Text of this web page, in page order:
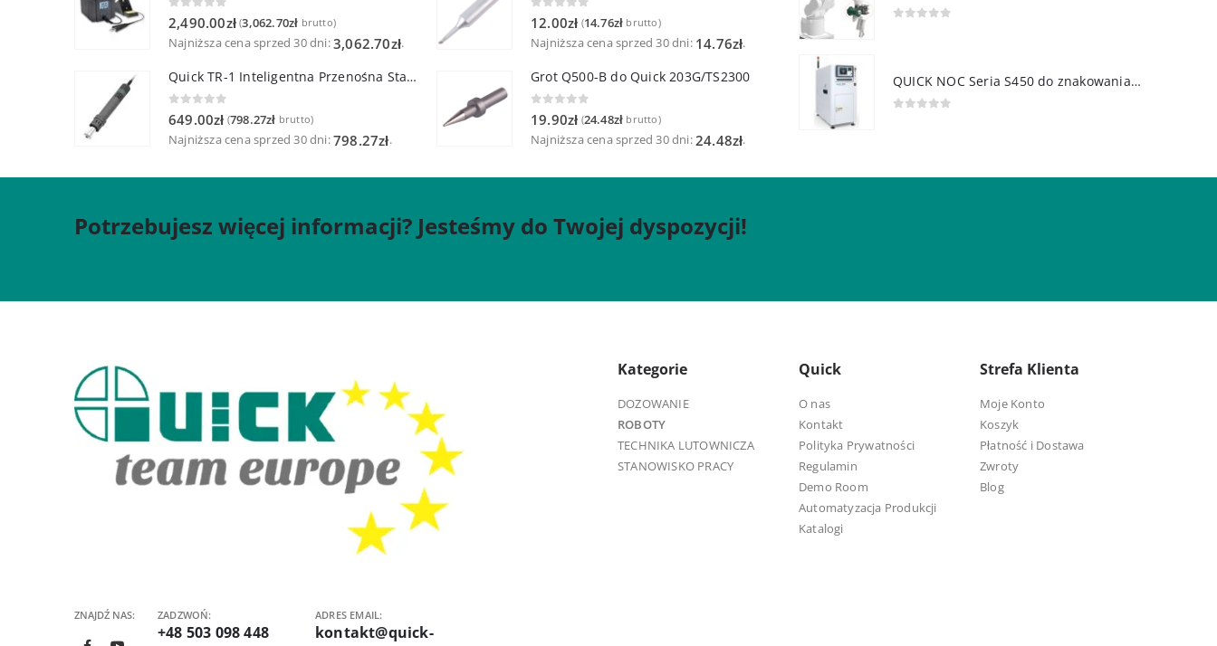
2,490.00zł (3,062.70zł brutto)
Najniższa cena sprzed 30 dni:3,062.70zł.
Quick TR-1 Inteligentna Przenośna Stacja Hot-Air
0 out of 5
649.00zł (798.27zł brutto)
Najniższa cena sprzed 30 dni:798.27zł.
12.00zł (14.76zł brutto)
Najniższa cena sprzed 30 dni: 14.76zł.
Grot Q500-B do Quick 203G/TS2300
0 out of 5
19.90zł (24.48zł brutto)
Najniższa cena sprzed 30 dni:24.48zł.
QUICK NOC Seria S450 do znakowania PCB
Potrzebujesz więcej informacji? Jesteśmy do Twojej dyspozycji!
ZNAJDŹ NAS: ZADZWOŃ:
+48 503 098 448
ADRES EMAIL:
kontakt@quick-
Kategorie
DOZOWANIE
ROBOTY
TECHNIKA LUTOWNICZA
STANOWISKO PRACY
Quick
O nas
Kontakt
Polityka Prywatności
Regulamin
Demo Room
Automatyzacja Produkcji
Katalogi
Strefa Klienta
Moje Konto
Koszyk
Płatność i Dostawa
Zwroty
Blog